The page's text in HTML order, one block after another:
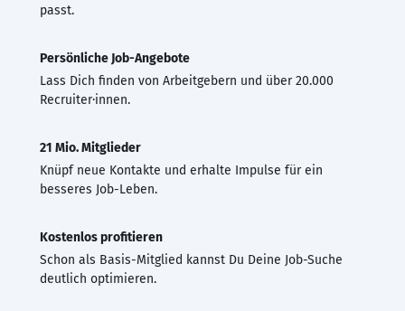
passt.
Persönliche Job-Angebote
Lass Dich finden von Arbeitgebern und über 20.000
Recruiter·innen.
21 Mio. Mitglieder
Knüpf neue Kontakte und erhalte Impulse für ein
besseres Job-Leben.
Kostenlos profitieren
Schon als Basis-Mitglied kannst Du Deine Job-Suche
deutlich optimieren.